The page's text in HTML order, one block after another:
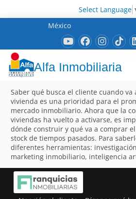
Select Language
México
Alfa Inmobiliaria
Saber qué busca el cliente cuando va
vivienda es una prioridad para el
mercado inmobiliario. Ahora que la
viviendas ha vuelto a activarse, es
dónde construir y qué va a comprar
stock de tiempos pasados. Para
diferentes herramientas:
marketing inmobiliario, inteligencia